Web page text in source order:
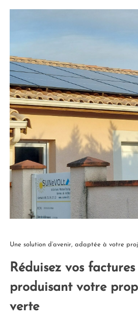
Une solution d’avenir, adaptée à votre
Réduisez vos
produisant votre
verte